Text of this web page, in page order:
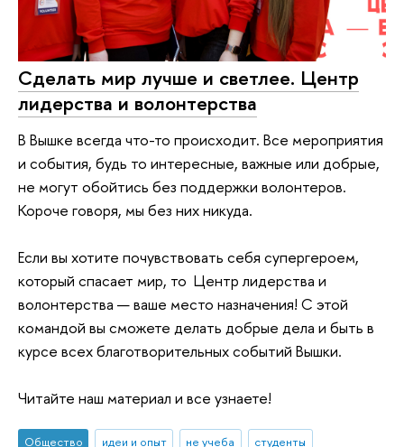
Сделать мир лучше и светлее. Центр
лидерства и волонтерства
В Вышке всегда что-то происходит. Все мероприятия
и события, будь то интересные, важные или добрые,
не могут обойтись без поддержки волонтеров.
Короче говоря, мы без них никуда.
Если вы хотите почувствовать себя супергероем,
который спасает мир, то Центр лидерства и
волонтерства — ваше место назначения! С этой
командой вы сможете делать добрые дела и быть в
курсе всех благотворительных событий Вышки.
Читайте наш материал и все узнаете!
Общество идеи и опыт не учеба студенты